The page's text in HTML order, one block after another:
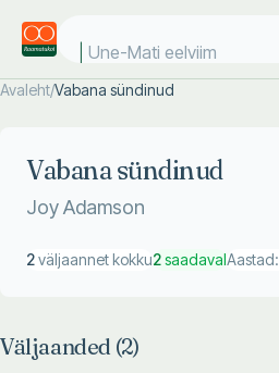
Une-Mati eelviima
Avaleht/Vabana sündinud
Vabana sündinud
Joy Adamson
2väljaannet kokku2saadavalAastad:
Väljaanded (2)